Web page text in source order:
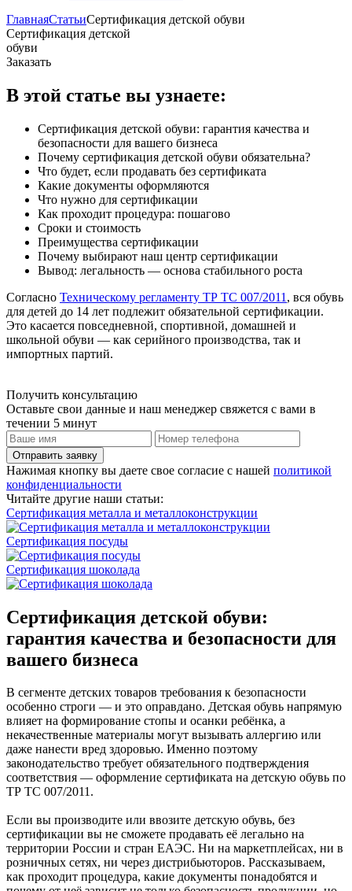
ГлавнаяСтатьиСертификация детской обуви
Сертификация детской
обуви
Заказать
В этой статье вы узнаете:
Сертификация детской обуви: гарантия качества и
безопасности для вашего бизнеса
Почему сертификация детской обуви обязательна?
Что будет, если продавать без сертификата
Какие документы оформляются
Что нужно для сертификации
Как проходит процедура: пошагово
Сроки и стоимость
Преимущества сертификации
Почему выбирают наш центр сертификации
Вывод: легальность — основа стабильного роста
Согласно Техническому регламенту ТР ТС 007/2011 , вся обувь
для детей до 14 лет подлежит обязательной сертификации.
Это касается повседневной, спортивной, домашней и
школьной обуви — как серийного производства, так и
импортных партий.
Получить консультацию
Оставьте свои данные и наш менеджер свяжется с вами в
течении 5 минут
Отправить заявку
Нажимая кнопку вы даете свое согласие с нашей политикой
конфиденциальности
Читайте другие наши статьи:
Сертификация металла и металлоконструкции
Сертификация посуды
Сертификация шоколада
Сертификация детской обуви:
гарантия качества и безопасности для
вашего бизнеса
В сегменте детских товаров требования к безопасности
особенно строги — и это оправдано. Детская обувь напрямую
влияет на формирование стопы и осанки ребёнка, а
некачественные материалы могут вызывать аллергию или
даже нанести вред здоровью. Именно поэтому
законодательство требует обязательного подтверждения
соответствия — оформление сертификата на детскую обувь по
ТР ТС 007/2011.
Если вы производите или ввозите детскую обувь, без
сертификации вы не сможете продавать её легально на
территории России и стран ЕАЭС. Ни на маркетплейсах, ни в
розничных сетях, ни через дистрибьюторов. Рассказываем,
как проходит процедура, какие документы понадобятся и